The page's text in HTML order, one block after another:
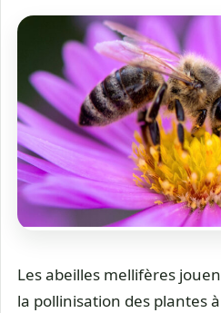
Les abeilles mellifères
la pollinisation des plantes